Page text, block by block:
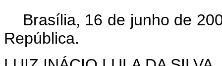
Brasília, 16 de junho de
República.